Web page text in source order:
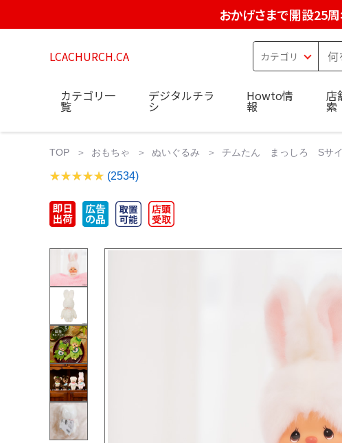
おかげさまで開設25
LCACHURCH.CA
カテゴリ一
覧
デジタルチラ
シ
Howto情
報
店
索
TOP おもちゃ ぬいぐるみ チムたん まっしろ Sサイ
(2534)